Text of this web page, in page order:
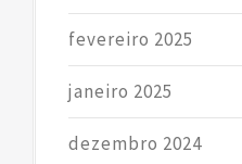
fevereiro 2025
janeiro 2025
dezembro 2024